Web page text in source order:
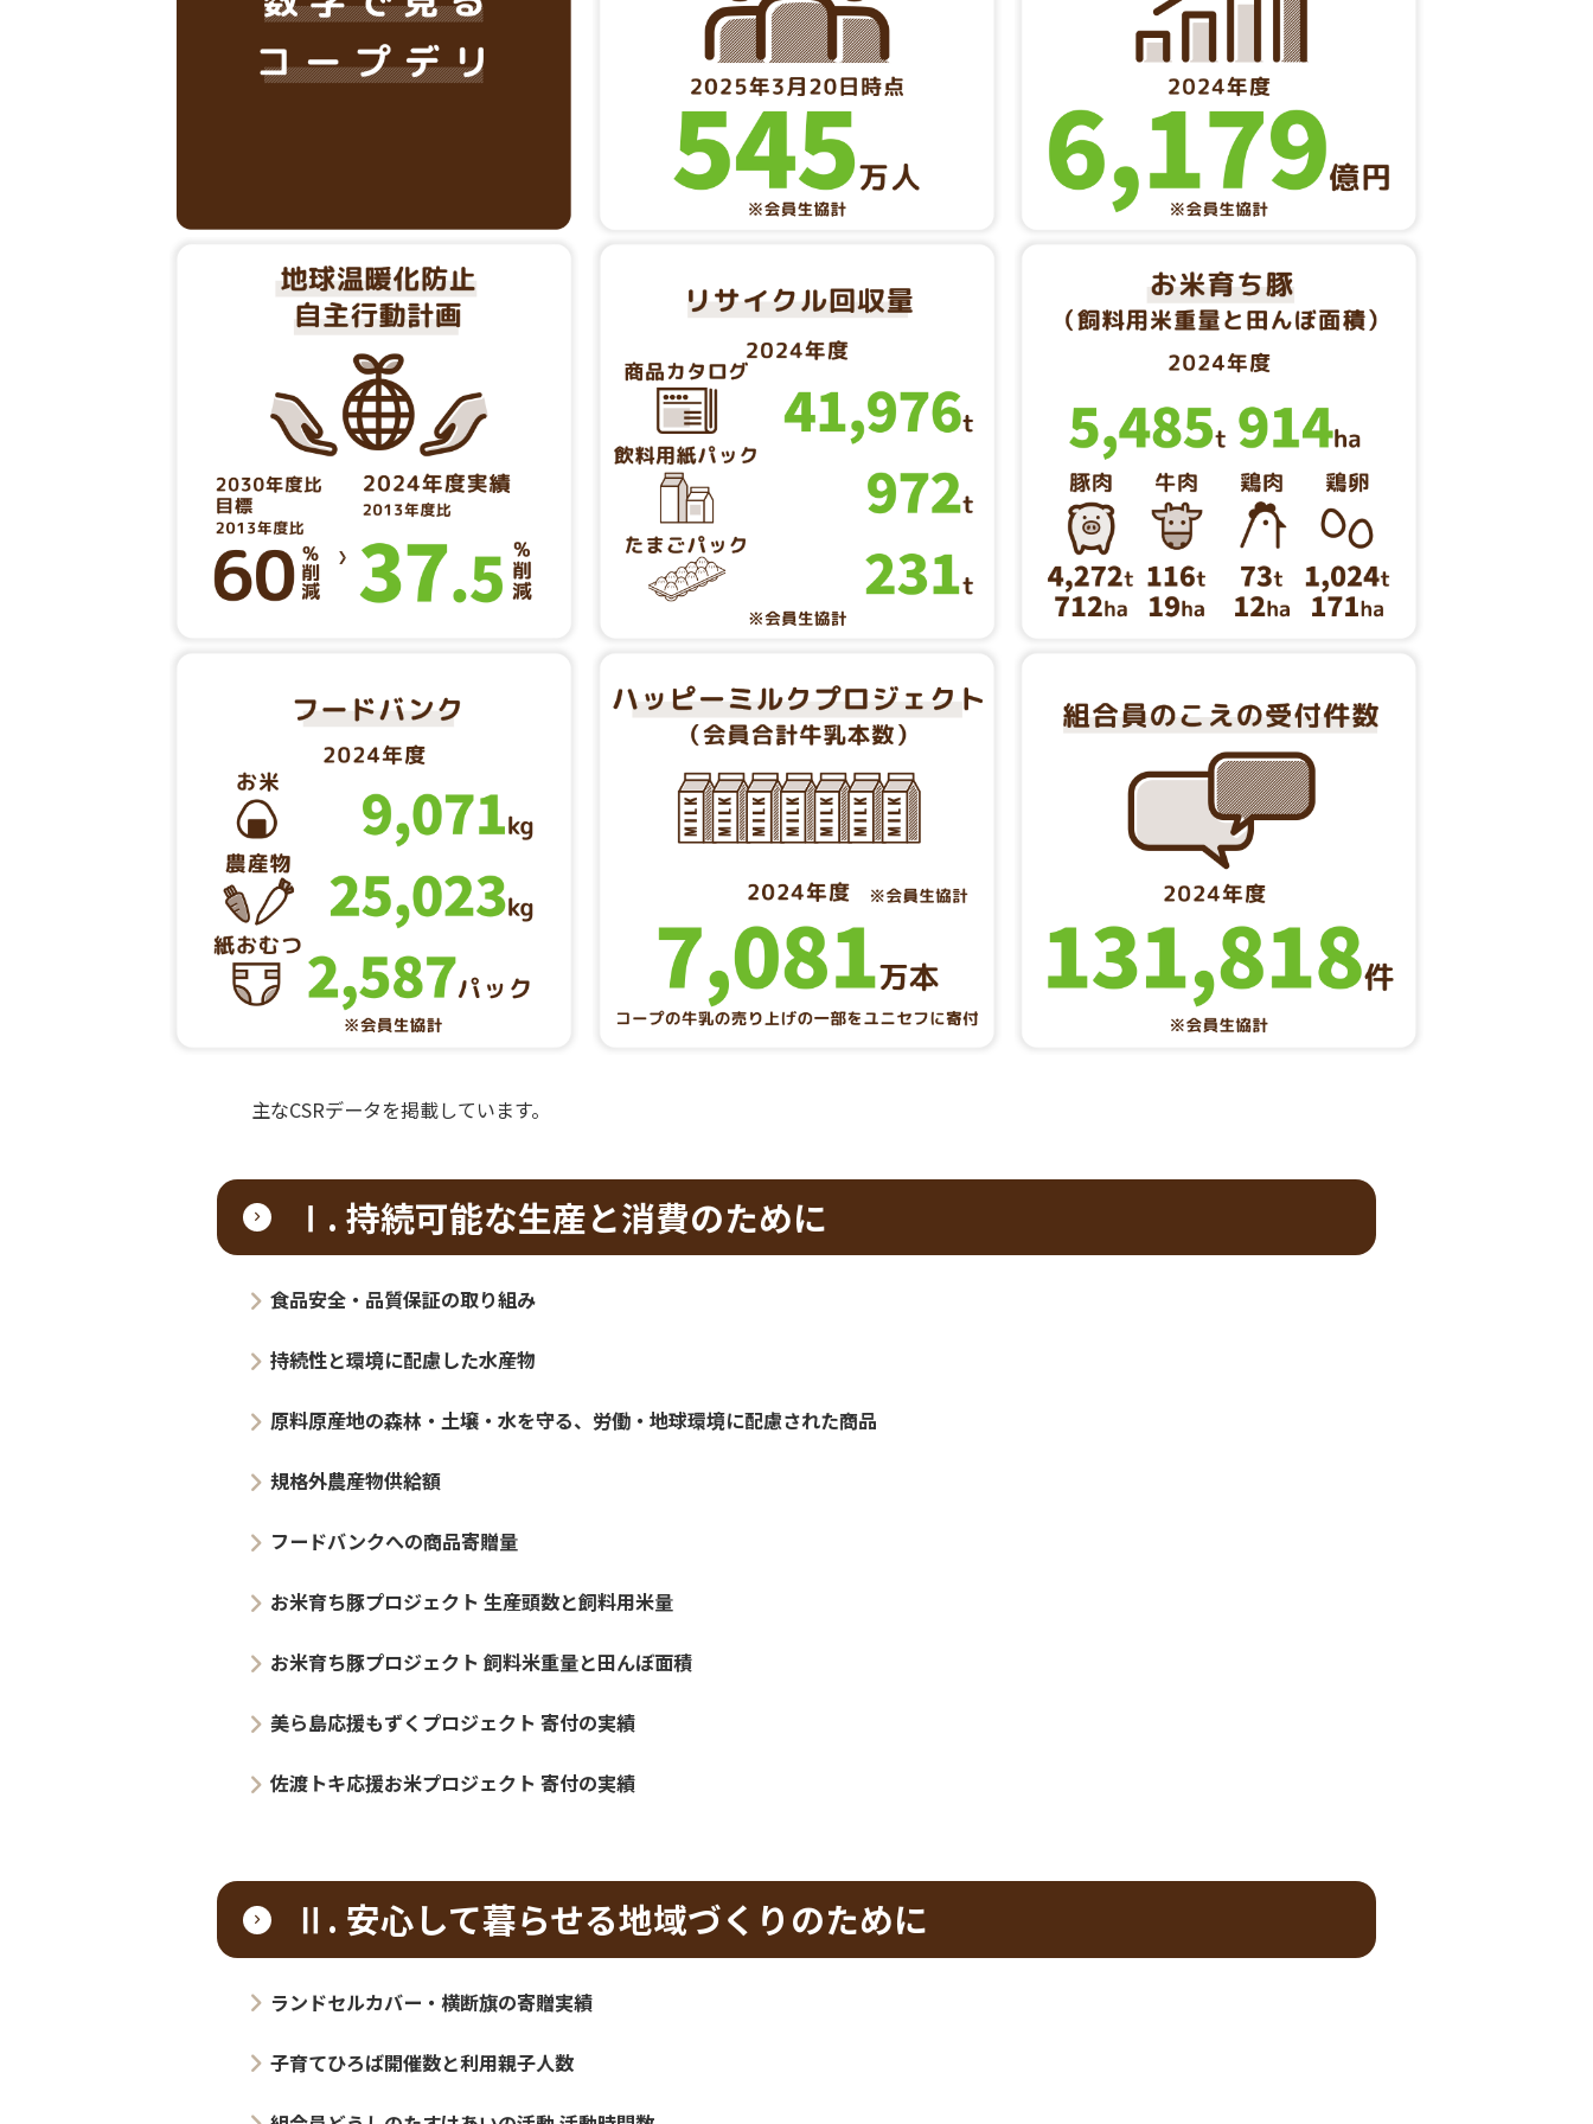
主なCSRデータを掲載しています。
Ⅰ. 持続可能な生産と消費のために
持続性と環境に配慮した水産物
規格外農産物供給額
お米育ち豚プロジェクト 飼料米重量と田んぼ面積
美ら島応援もずくプロジェクト 寄付の実績
佐渡トキ応援お米プロジェクト 寄付の実績
Ⅱ. 安心して暮らせる地域づくりのために
ランドセルカバー・横断旗の寄贈実績
子育てひろば開催数と利用親子人数
組合員どうしのたすけあいの活動 活動時間数
Ⅲ. 人にやさしく誇りが持てる組織を目指して
年間平均時間外労働時間（年間職員一人あたり平均時間）
年間平均有給休暇取得率
女性職員の状況（女性職員比率と女性幹部比率）